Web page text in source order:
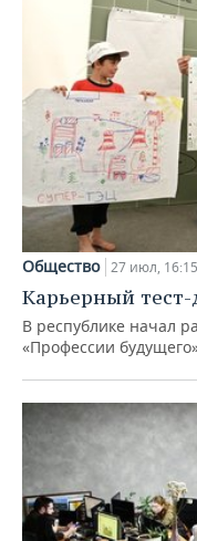
Общество 27 июл, 16:15
Карьерный
В республике начал
«Профессии